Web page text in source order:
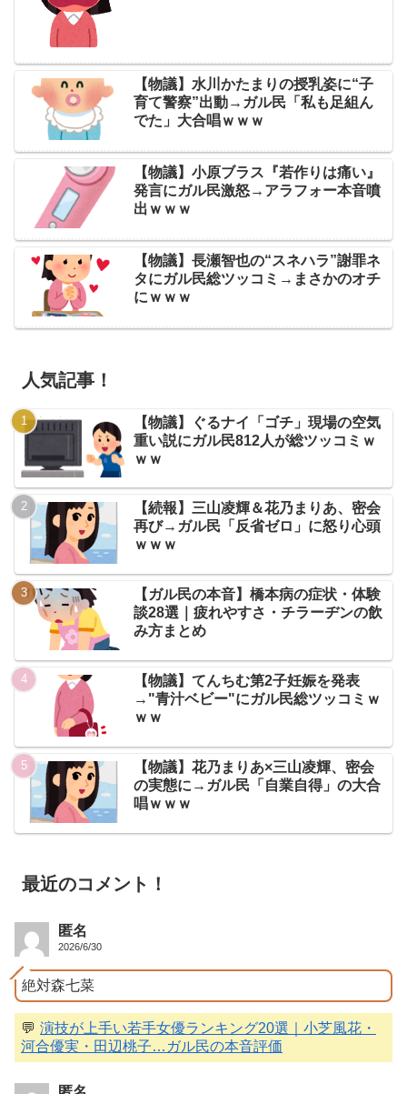
【物議】水川かたまりの授乳姿に“子
育て警察”出動→ガル民「私も足組ん
でた」大合唱ｗｗｗ
【物議】小原ブラス『若作りは痛い』
発言にガル民激怒→アラフォー本音噴
出ｗｗｗ
【物議】長瀬智也の“スネハラ”謝罪ネ
タにガル民総ツッコミ→まさかのオチ
にｗｗｗ
人気記事！
【物議】ぐるナイ「ゴチ」現場の空気
重い説にガル民812人が総ツッコミｗ
ｗｗ
【続報】三山凌輝＆花乃まりあ、密会
再び→ガル民「反省ゼロ」に怒り心頭
ｗｗｗ
【ガル民の本音】橋本病の症状・体験
談28選｜疲れやすさ・チラーヂンの飲
み方まとめ
【物議】てんちむ第2子妊娠を発表
→"青汁ベビー"にガル民総ツッコミｗ
ｗｗ
【物議】花乃まりあ×三山凌輝、密会
の実態に→ガル民「自業自得」の大合
唱ｗｗｗ
最近のコメント！
匿名
2026/6/30
絶対森七菜
💬 演技が上手い若手女優ランキング20選｜小芝風花・
河合優実・田辺桃子…ガル民の本音評価